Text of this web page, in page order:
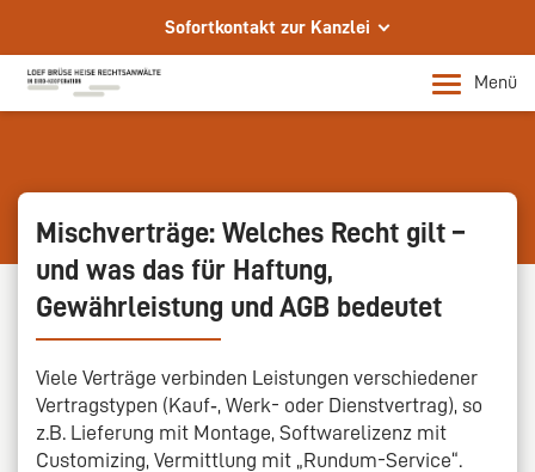
Sofortkontakt zur Kanzlei
Schreiben Sie uns eine E-Mail
Senden Sie uns ein Fax
+49 228 9569730
Ihre Rechtsanwälte in Bonn
Menü
Mischverträge: Welches Recht gilt –
und was das für Haftung,
Gewährleistung und AGB bedeutet
Viele Verträge verbinden Leistungen verschiedener
Vertragstypen (Kauf‑, Werk- oder Dienstvertrag), so
z.B. Lieferung mit Montage, Softwarelizenz mit
Customizing, Vermittlung mit „Rundum-Service“.